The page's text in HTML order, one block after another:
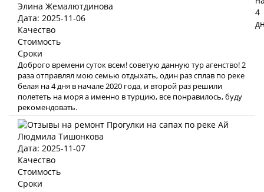
Элина Жемалютдинова
Дата: 2025-11-06
Качество
Стоимость
Сроки
Доброго времени суток всем! советую данную тур агенство! 2
раза отправлял мою семью отдыхать, один раз сплав по реке
белая на 4 дня в начале 2020 года, и второй раз решили
полететь на моря а именно в турцию, все понравилось, буду
рекомендовать.
Людмила Тишонкова
Дата: 2025-11-07
Качество
Стоимость
Сроки